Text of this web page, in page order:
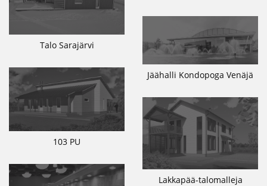
Talo Sarajärvi
Jäähalli Kondopoga Venäjä
103 PU
Lakkapää-talomalleja